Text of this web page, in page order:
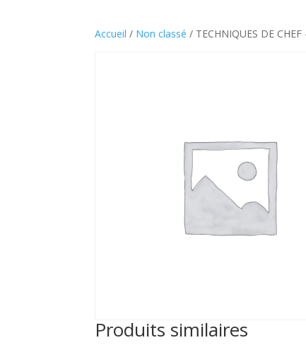
Accueil / Non classé / TECHNIQUES DE
Produits similaires